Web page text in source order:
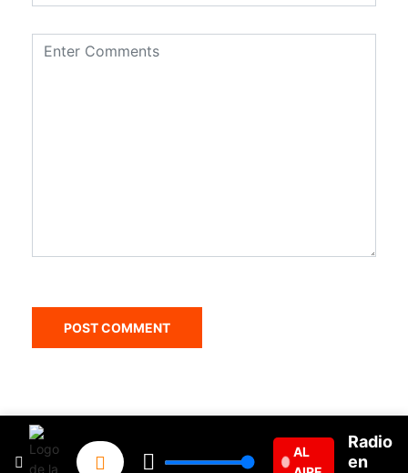
© 2020, Jazmar Estereo. Desarrollado por: Aiserver.com
AL
Radio
en